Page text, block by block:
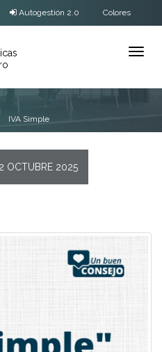
Autogestión 2.0 Colores
Ver
IVA Simple
OCTUBRE 2025